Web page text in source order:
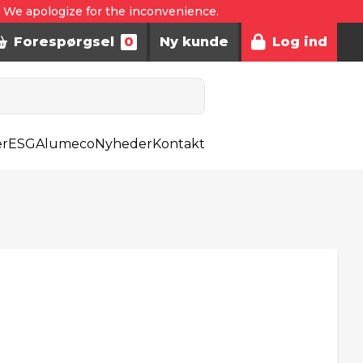
apologize for the inconvenience.
Forespørgsel 0 Ny kunde Log ind
ESGAlumecoNyhederKontakt